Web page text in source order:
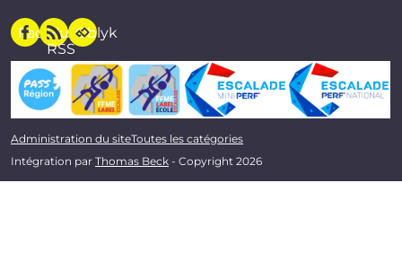
Facebook
Flux
RSS
Oblyk
Administration du siteToutes les catégories
Intégration par Thomas Beck - Copyright 2026